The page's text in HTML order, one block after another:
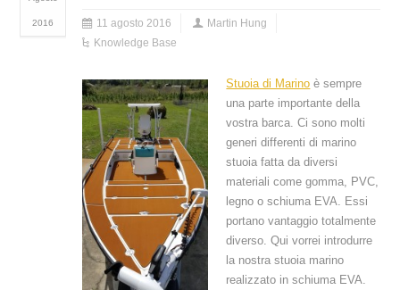
2016 11 agosto 2016
Martin Hung
Knowledge Base
Stuoia di Marino è sempre
una parte importante della
vostra barca. Ci sono molti
generi differenti di marino
stuoia fatta da diversi
materiali come gomma, PVC,
legno o schiuma EVA. Essi
portano vantaggio totalmente
diverso. Qui vorrei introdurre
la nostra stuoia marino
realizzato in schiuma EVA.